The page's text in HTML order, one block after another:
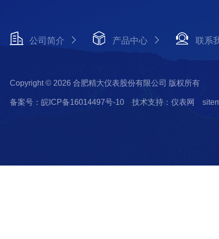
公司简介 产品中心 联系
Copyright © 2026 合肥精大仪表股份有限公司 版权所有
备案号：皖ICP备16014497号-10 技术支持：仪表网